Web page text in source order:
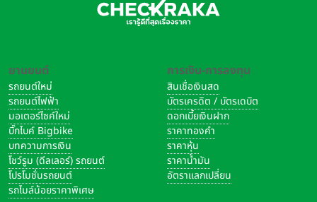
ยานยนต์
รถยนต์ใหม่
รถยนต์ไฟฟ้า
มอเตอร์ไซค์ใหม่
บิ๊กไบค์ Bigbike
บทความการเงิน
โชว์รูม (ดีลเลอร์) รถยนต์
โปรโมชั่นรถยนต์
รถไมล์น้อยราคาพิเศษ
การเงิน-การลงทุน
สินเชื่อเงินสด
บัตรเครดิต / บัตรเดบิต
ดอกเบี้ยเงินฝาก
ราคาทองคำ
ราคาหุ้น
ราคาน้ำมัน
อัตราแลกเปลี่ยน